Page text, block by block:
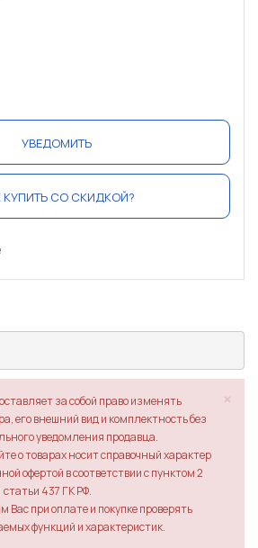
УВЕДОМИТЬ
КУПИТЬ СО СКИДКОЙ?
×
за собой право изменять
его внешний вид и комплектность без
уведомления продавца.
о товарах носит справочный характер
офертой в соответствии с пунктом 2
статьи 437 ГК РФ.
Вас при оплате и покупке проверять
функций и характеристик.